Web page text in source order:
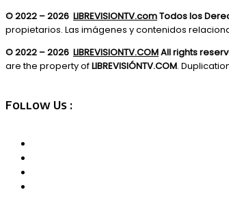
© 2022 – 2026 LIBREVISIONTV.comTodos los
propietarios. Las imágenes y contenidos
© 2022 – 2026 LIBREVISIONTV.COMAll rights
are the property ofLIBREVISIÓNTV.COM.
Follow Us :